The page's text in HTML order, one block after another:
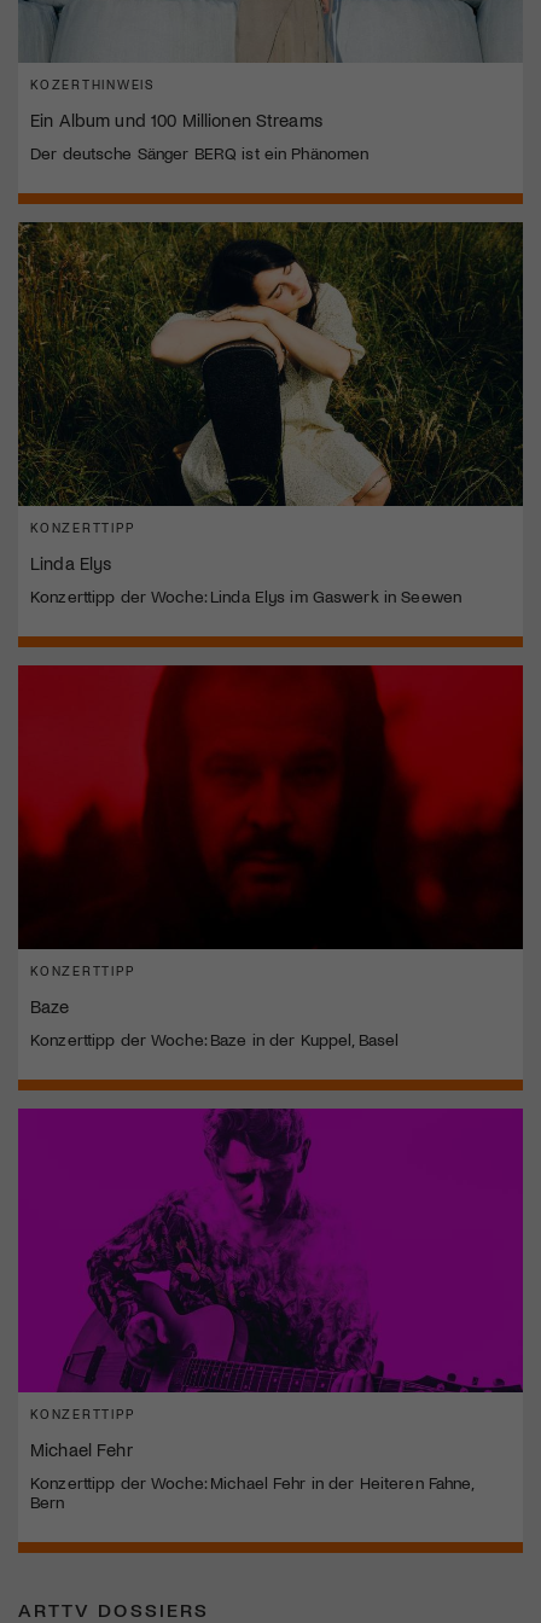
KOZERTHINWEIS
Ein Album und 100 Millionen Streams
Der deutsche Sänger BERQ ist ein Phänomen
KONZERTTIPP
Linda Elys
Konzerttipp der Woche: Linda Elys im Gaswerk in Seewen
KONZERTTIPP
Baze
Konzerttipp der Woche: Baze in der Kuppel, Basel
KONZERTTIPP
Michael Fehr
Konzerttipp der Woche: Michael Fehr in der Heiteren Fahne,
Bern
ARTTV DOSSIERS